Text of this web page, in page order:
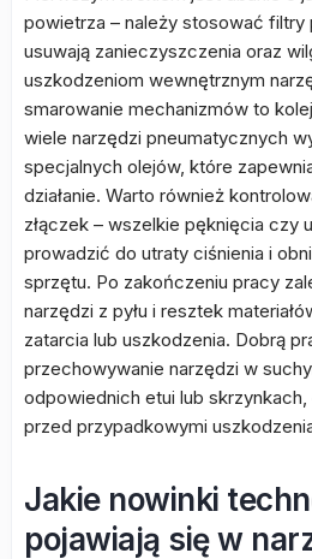
powietrza – należy stosować filtry
usuwają zanieczyszczenia oraz
uszkodzeniom wewnętrznym
smarowanie mechanizmów to
wiele narzędzi pneumatycznych
specjalnych olejów, które
działanie. Warto również
złączek – wszelkie pęknięcia czy
prowadzić do utraty ciśnienia i
sprzętu. Po zakończeniu pracy
narzędzi z pyłu i resztek
zatarcia lub uszkodzenia. Dobrą
przechowywanie narzędzi w
odpowiednich etui lub
przed przypadkowymi
Jakie nowinki
pojawiają się w